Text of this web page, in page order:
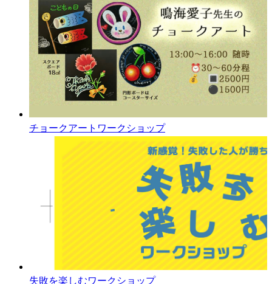
チョークアートワークショップ
失敗を楽しむワークショップ